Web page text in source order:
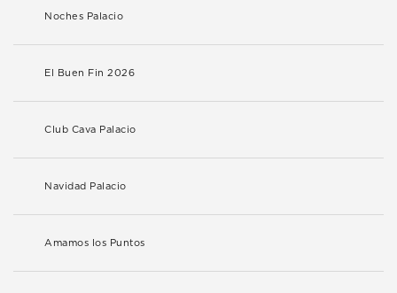
Noches Palacio
El Buen Fin 2026
Club Cava Palacio
Navidad Palacio
Amamos los Puntos